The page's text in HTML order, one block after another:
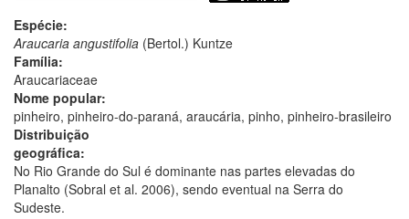
Espécie:
Araucaria angustifolia (Bertol.) Kuntze
Família:
Araucariaceae
Nome popular:
pinheiro, pinheiro-do-paraná, araucária, pinho, pinheiro-brasileiro
Distribuição
geográfica:
No Rio Grande do Sul é dominante nas partes elevadas do
Planalto (Sobral et al. 2006), sendo eventual na Serra do
Sudeste.